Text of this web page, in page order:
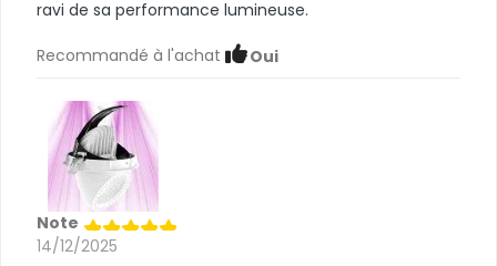
ravi de sa performance lumineuse.
Recommandé à l'achat Oui
Note
14/12/2025